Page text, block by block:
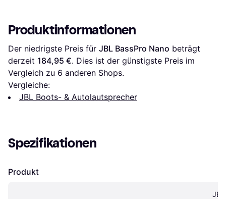
Produktinformationen
Der niedrigste Preis für JBL BassPro Nano beträgt
derzeit 184,95 €. Dies ist der günstigste Preis im
Vergleich zu 6 anderen Shops.
Vergleiche:
JBL Boots- & Autolautsprecher
Spezifikationen
Produkt
JBL